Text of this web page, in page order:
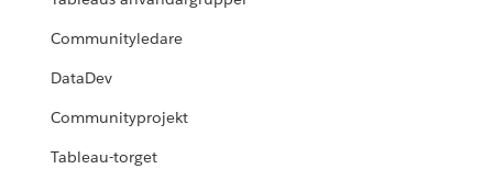
Communityledare
DataDev
Communityprojekt
Tableau-torget